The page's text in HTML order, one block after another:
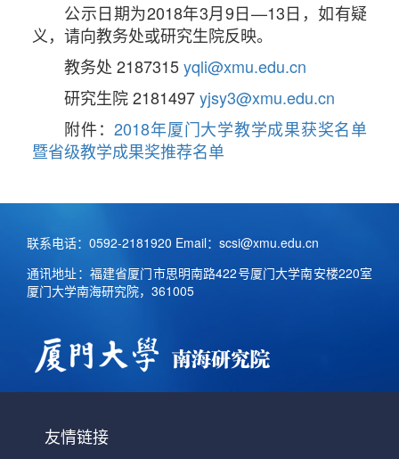
公示日期为2018年3月9日—13日，如有疑
义，请向教务处或研究生院反映。
教务处 2187315yqli@xmu.edu.cn
研究生院 2181497yjsy3@xmu.edu.cn
附件：2018年厦门大学教学成果获奖名单
暨省级教学成果奖推荐名单
联系电话：0592-2181920 Email：scsi@xmu.edu.cn
通讯地址：福建省厦门市思明南路422号厦门大学南安楼220室
厦门大学南海研究院，361005
友情链接